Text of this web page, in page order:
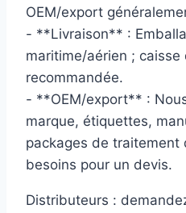
OEM/export
- **Livraison** :
maritime/aérien ; caisse
recommandée.
- **OEM/export** :
marque, étiquettes,
packages de traitement
besoins pour un devis.
Distributeurs :